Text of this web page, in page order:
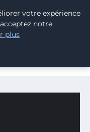
POUR RÉDUIRE
votre expérience
notre
plus